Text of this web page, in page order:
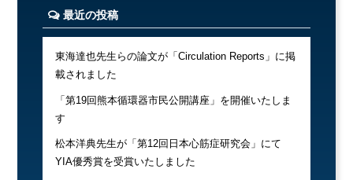
最近の投稿
東海達也先生らの論文が「Circulation Reports」に掲
載されました
「第19回熊本循環器市民公開講座」を開催いたしま
す
松本洋典先生が「第12回日本心筋症研究会」にて
YIA優秀賞を受賞いたしました